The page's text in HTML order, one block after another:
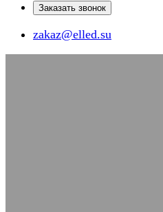
Заказать звонок
zakaz@elled.su